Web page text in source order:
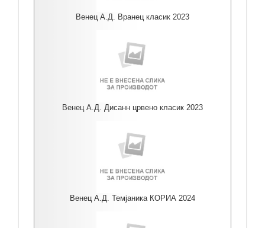
Венец А.Д. Вранец класик 2023
Венец А.Д. Дисанн црвено класик 2023
Венец А.Д. Темјаника КОРИА 2024